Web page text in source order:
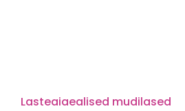
Lasteaiaealised mudilased